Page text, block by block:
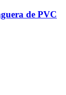
de PVC